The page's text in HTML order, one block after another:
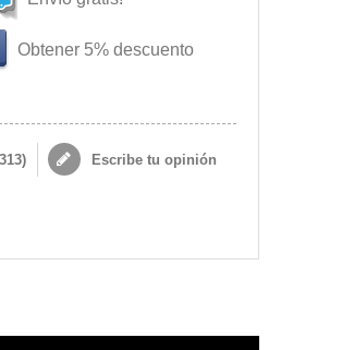
Obtener 5% descuento
) Escribe tu opinión